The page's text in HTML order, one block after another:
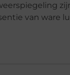
van ware